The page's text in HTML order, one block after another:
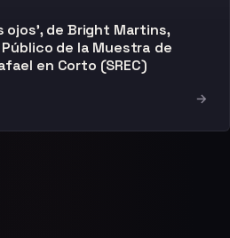
ojos’, de Bright Martins,
de la Muestra de
en Corto (SREC)
→